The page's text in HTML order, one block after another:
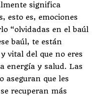
significa
esto es, emociones
“olvidadas en el baúl
baúl, te están
vital del que no eres
energía y salud. Las
aseguran que les
recuperan más